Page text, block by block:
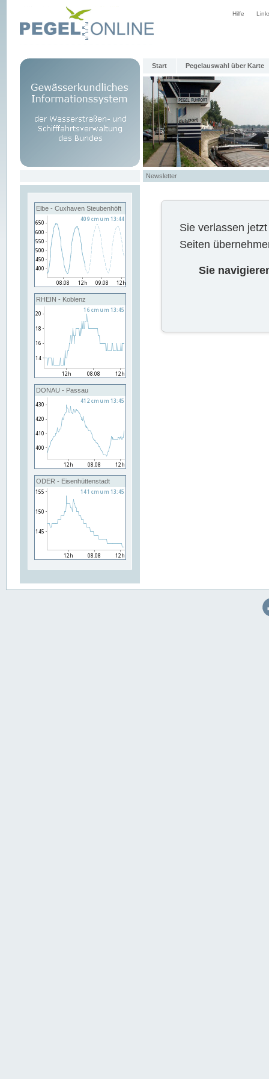
Hilfe
Start Pegelauswahl über Karte
Newsletter
Elbe - Cuxhaven Steubenhöft
RHEIN - Koblenz
DONAU - Passau
ODER - Eisenhüttenstadt
Sie verlassen
Seiten
Sie